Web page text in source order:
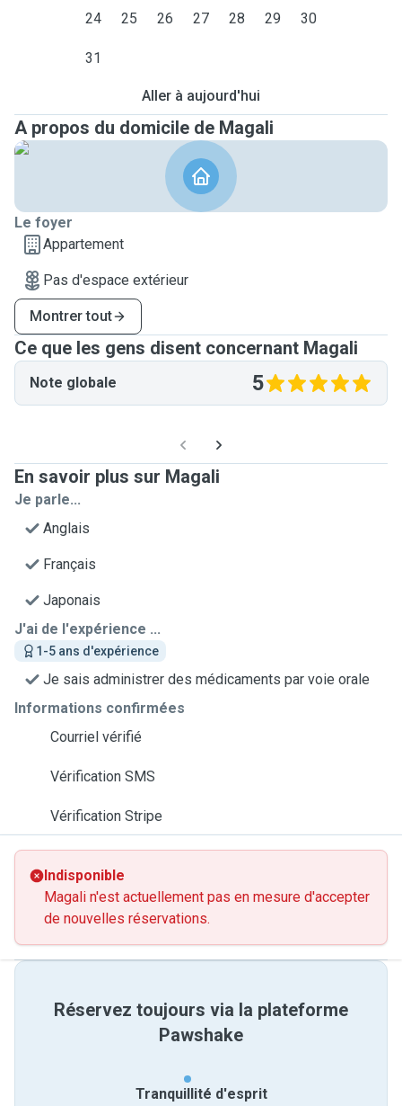
24 25 26 27 28 29 30
31
Aller à aujourd'hui
A propos du domicile de Magali
Le foyer
Appartement
Pas d'espace extérieur
Montrer tout
Ce que les gens disent concernant Magali
Note globale 5
En savoir plus sur Magali
Je parle...
Anglais
Français
Japonais
J'ai de l'expérience ...
1-5 ans d'expérience
Je sais administrer des médicaments par voie orale
Informations confirmées
Courriel vérifié
Vérification SMS
Vérification Stripe
Indisponible
Magali n'est actuellement pas en mesure d'accepter
de nouvelles réservations.
Réservez toujours via la plateforme
Pawshake
Tranquillité d'esprit